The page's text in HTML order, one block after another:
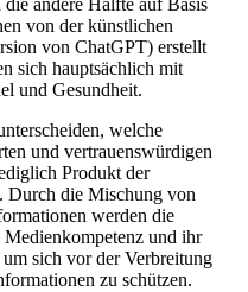
andere Hälfte auf Basis
von der künstlichen
von ChatGPT) erstellt
sich hauptsächlich mit
und Gesundheit.
welche
und vertrauenswürdigen
Produkt der
Durch die Mischung von
werden die
Medienkompetenz und ihr
sich vor der Verbreitung
zu schützen.